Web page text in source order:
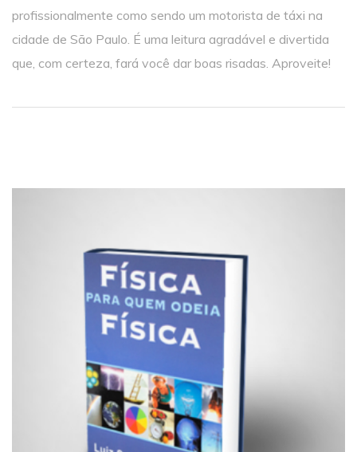
profissionalmente como sendo um motorista de táxi na
cidade de São Paulo. É uma leitura agradável e divertida
que, com certeza, fará você dar boas risadas. Aproveite!